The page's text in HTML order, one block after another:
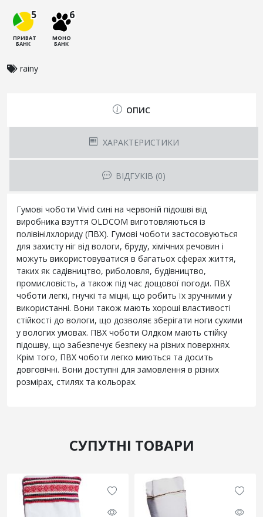
5
ПРИВАТ
БАНК
6
МОНО
БАНК
rainy
ОПИС
ХАРАКТЕРИСТИКИ
ВІДГУКІВ (0)
Гумові чоботи Vivid сині на червоній підошві від
виробника взуття OLDCOM виготовляються із
полівінілхлориду (ПВХ). Гумові чоботи застосовуються
для захисту ніг від вологи, бруду, хімічних речовин і
можуть використовуватися в багатьох сферах життя,
таких як садівництво, риболовля, будівництво,
промисловість, а також під час дощової погоди. ПВХ
чоботи легкі, гнучкі та міцні, що робить їх зручними у
використанні. Вони також мають хороші властивості
стійкості до вологи, що дозволяє зберігати ноги сухими
у вологих умовах. ПВХ чоботи Олдком мають стійку
підошву, що забезпечує безпеку на різних поверхнях.
Крім того, ПВХ чоботи легко миються та досить
довговічні. Вони доступні для замовлення в різних
розмірах, стилях та кольорах.
СУПУТНІ ТОВАРИ